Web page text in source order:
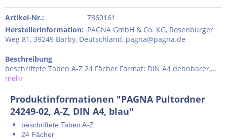
Artikel-Nr.:
7360161
Herstellerinformation: PAGNA GmbH & Co. KG, Rosenburger
Weg 81, 39249 Barby, Deutschland, pagna@pagna.de
Beschreibung
beschriftete Taben A-Z 24 Fächer Format: DIN A4 dehnbarer,...
mehr
Produktinformationen "PAGNA Pultordner
24249-02, A-Z, DIN A4, blau"
beschriftete Taben A-Z
24 Fächer